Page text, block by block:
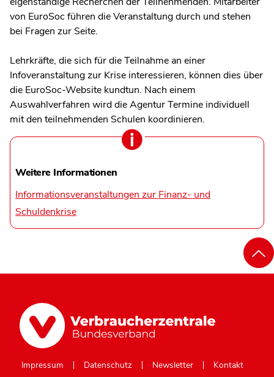
von EuroSoc führen die Veranstaltung durch und stehen
bei Fragen zur Seite.
Lehrkräfte, die sich für die Teilnahme an einer
Infoveranstaltung zur Krise interessieren, können dies über
die EuroSoc-Website kundtun. Nach einem
Auswahlverfahren wird die Agentur Termine individuell
mit den teilnehmenden Schulen koordinieren.
Weitere Informationen
Informationsveranstaltungen zur Finanz- und
Schuldenkrise
Impressum Datenschutz Newsletter Kontakt